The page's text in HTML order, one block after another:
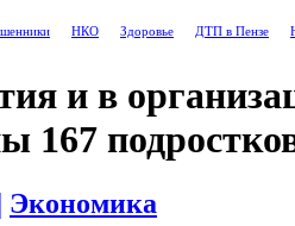
НКО Здоровье ДТП в Пензе
и в
167
Экономика